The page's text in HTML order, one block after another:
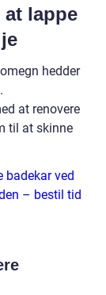
lappe
hedder
at renovere
til at skinne
ved
– bestil tid